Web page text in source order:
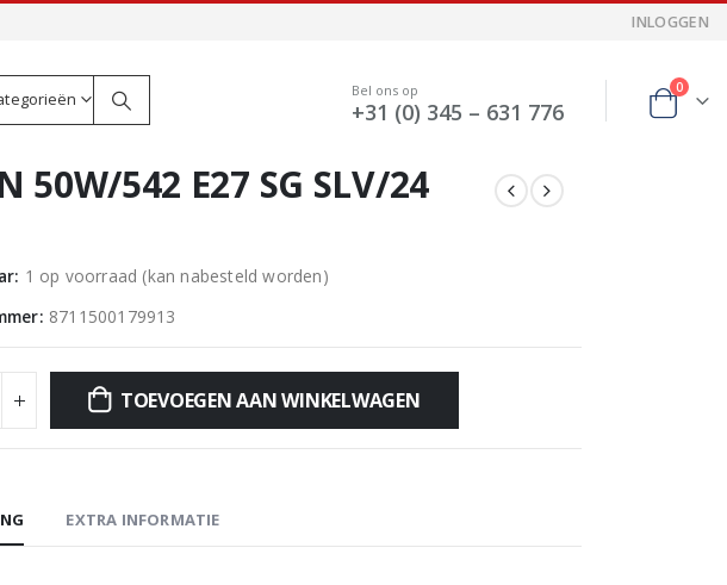
INLOGGEN
Bel ons op
+31 (0) 345 – 631 776
0
50W/542 E27 SG SLV/24
1 op voorraad (kan nabesteld worden)
8711500179913
TOEVOEGEN AAN WINKELWAGEN
EXTRA INFORMATIE